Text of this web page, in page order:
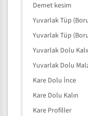
Demet kesim
Yuvarlak Tüp
Yuvarlak Tüp
Yuvarlak Dolu
Yuvarlak Dolu
Kare Dolu İnce
Kare Dolu Kalın
Kare Profiller